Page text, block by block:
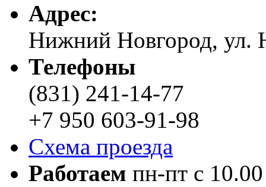
Адреc:
Нижний Новгород, ул.
Телефоны
(831) 241-14-77
+7 950 603-91-98
Схема проезда
Работаем пн-пт с